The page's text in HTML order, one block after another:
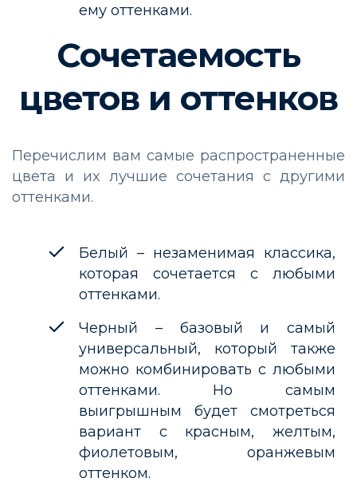
ему оттенками.
Сочетаемость
цветов и оттенков
Перечислим вам самые распространенные
цвета и их лучшие сочетания с другими
оттенками.
Белый – незаменимая классика,
которая сочетается с любыми
оттенками.
Черный – базовый и самый
универсальный, который также
можно комбинировать с любыми
оттенками. Но самым
выигрышным будет смотреться
вариант с красным, желтым,
фиолетовым, оранжевым
оттенком.